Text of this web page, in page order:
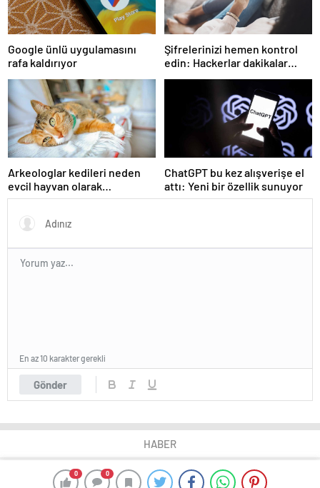
0 0
Google ünlü uygulamasını
rafa kaldırıyor
Şifrelerinizi hemen kontrol
edin: Hackerlar dakikalar
Arkeologlar kedileri neden
evcil hayvan olarak
beslediğimizin sırrını keşfetti
ChatGPT bu kez alışverişe el
attı: Yeni bir özellik sunuyor
Gönder
En az 10 karakter gerekli
HABER